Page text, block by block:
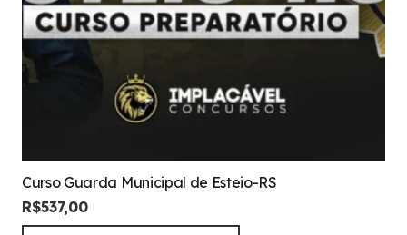
Curso Guarda Municipal de Esteio-RS
R$537,00